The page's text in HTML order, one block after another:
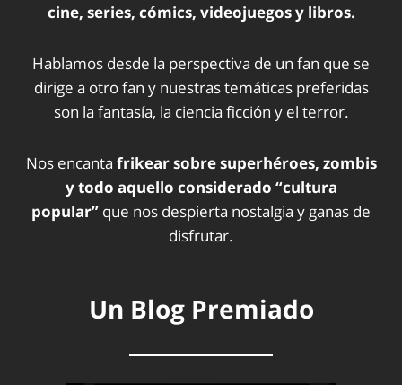
cine, series, cómics, videojuegos y libros.
Hablamos desde la perspectiva de un fan que se
dirige a otro fan y nuestras temáticas preferidas
son la fantasía, la ciencia ficción y el terror.
Nos encanta frikear sobre superhéroes, zombis
y todo aquello considerado “cultura
popular” que nos despierta nostalgia y ganas de
disfrutar.
Un Blog Premiado